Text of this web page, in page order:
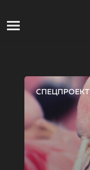
СПЕЦПРОЕКТ